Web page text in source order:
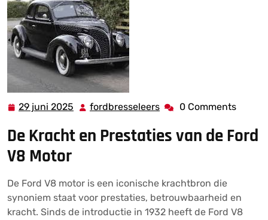
29 juni 2025 29
2025
fordbresseleers fordbresseleers
0 Comments
De Kracht en Prestaties van de Ford
V8 Motor
De Ford V8 motor is een iconische krachtbron die
synoniem staat voor prestaties, betrouwbaarheid en
kracht. Sinds de introductie in 1932 heeft de Ford V8